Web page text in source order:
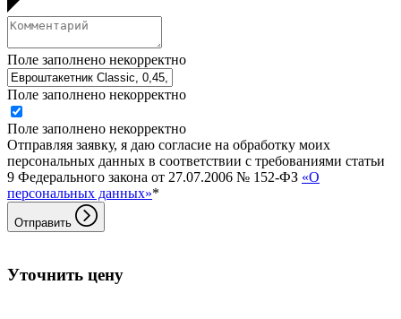
Поле заполнено некорректно
Поле заполнено некорректно
Поле заполнено некорректно
Отправляя заявку, я даю согласие на обработку моих
персональных данных в соответствии с требованиями статьи
9 Федерального закона от 27.07.2006 № 152-ФЗ «О
персональных данных»*
Отправить
Уточнить цену